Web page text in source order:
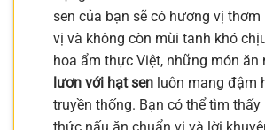
sen của bạn sẽ có hương vị thơm
vị và không còn mùi tanh khó
hoa ẩm thực Việt, những món ăn
lươn với hạt sen luôn mang đậm
truyền thống. Bạn có thể tìm thấy